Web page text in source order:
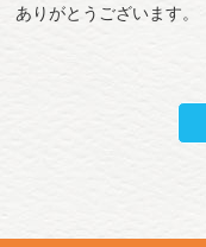
ありがとうございます。